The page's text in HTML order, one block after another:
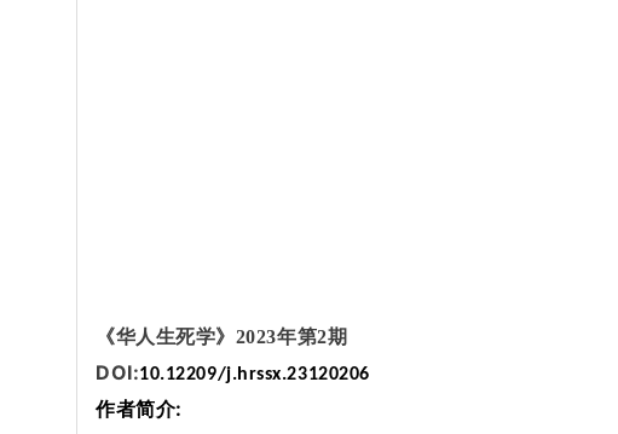
《华人生死学》2023年第2期
DOI:10.12209/j.hrssx.23120206
作者简介: